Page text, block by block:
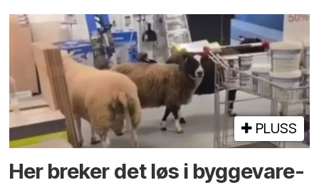
PLUSS
Her breker det løs i bygge­vare­